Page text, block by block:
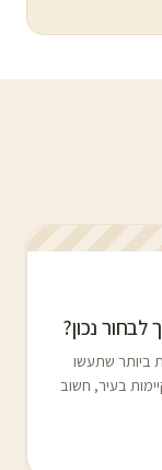
לבחור נכון?
ביותר שתעשו
בעיר, חשוב